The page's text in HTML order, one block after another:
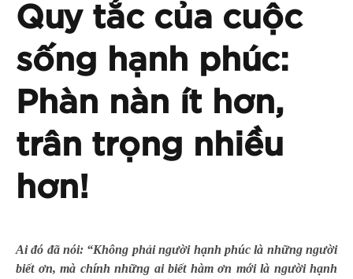
Quy tắc của cuộc
sống hạnh phúc:
Phàn nàn ít hơn,
trân trọng nhiều
hơn!
Ai đó đã nói: “Không phải người hạnh phúc là những người
biết ơn, mà chính những ai biết hàm ơn mới là người hạnh